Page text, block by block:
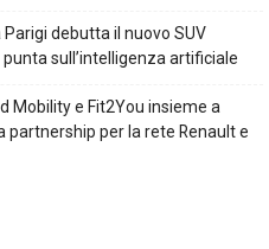
Parigi debutta il nuovo SUV
sull’intelligenza artificiale
Mobility e Fit2You insieme a
partnership per la rete Renault e